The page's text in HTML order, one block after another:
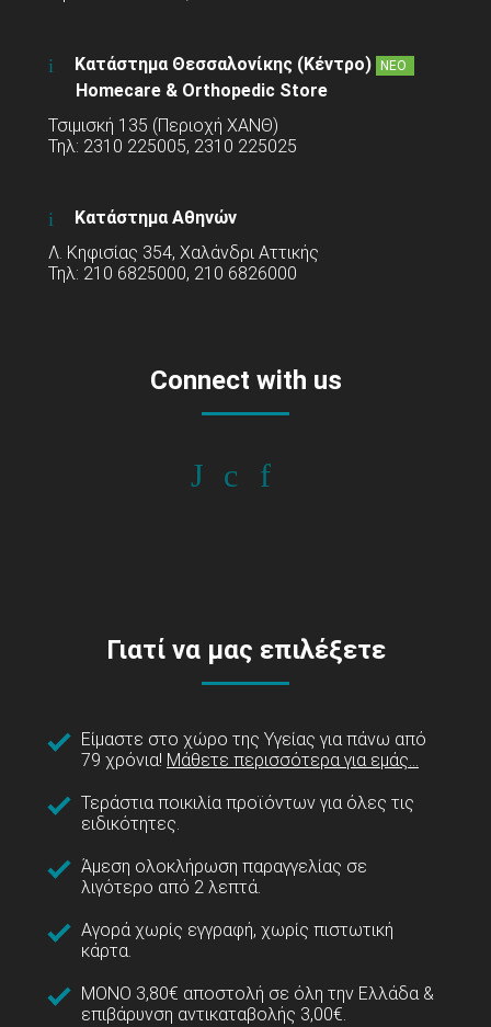
Κατάστημα Θεσσαλονίκης (Κέντρο) ΝΕΟ
Homecare & Orthopedic Store
Τσιμισκή 135 (Περιοχή ΧΑΝΘ)
Τηλ: 2310 225005, 2310 225025
Κατάστημα Αθηνών
Λ. Κηφισίας 354, Χαλάνδρι Αττικής
Τηλ: 210 6825000, 210 6826000
Connect with us
Γιατί να μας επιλέξετε
Είμαστε στο χώρο της Υγείας για πάνω από
79 χρόνια! Μάθετε περισσότερα για εμάς...
Τεράστια ποικιλία προϊόντων για όλες τις
ειδικότητες.
Άμεση ολοκλήρωση παραγγελίας σε
λιγότερο από 2 λεπτά.
Αγορά χωρίς εγγραφή, χωρίς πιστωτική
κάρτα.
ΜΟΝΟ 3,80€ αποστολή σε όλη την Ελλάδα &
επιβάρυνση αντικαταβολής 3,00€.